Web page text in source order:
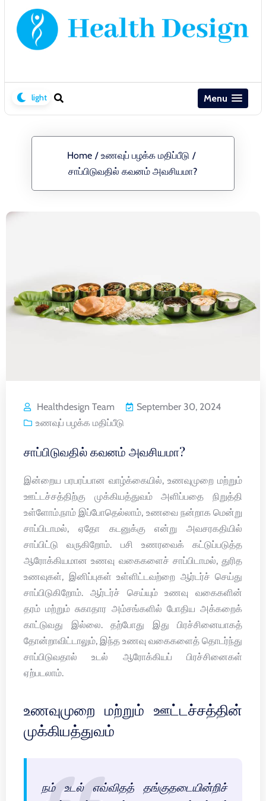
Menu
Home / உணவுப் பழக்க மதிப்பீடு /
சாப்பிடுவதில் கவனம் அவசியமா?
Healthdesign Team
September 30, 2024
உணவுப் பழக்க மதிப்பீடு
சாப்பிடுவதில் கவனம் அவசியமா?
இன்றைய பரபரப்பான வாழ்க்கையில், உணவுமுறை மற்றும்
ஊட்டச்சத்திற்கு முக்கியத்துவம் அளிப்பதை நிறுத்தி
உள்ளோம்.நாம் இப்போதெல்லாம், உணவை நன்றாக மென்று
சாப்பிடாமல், ஏதோ கடனுக்கு என்று அவசரகதியில்
சாப்பிட்டு வருகிறோம். பசி உணரவைக் கட்டுப்படுத்த
ஆரோக்கியமான உணவு வகைகளைச் சாப்பிடாமல், துரித
உணவுகள், இனிப்புகள் உள்ளிட்டவற்றை ஆர்டர்ச் செய்து
சாப்பிடுகிறோம். ஆர்டர்ச் செய்யும் உணவு வகைகளின்
தரம் மற்றும் சுகாதார அம்சங்களில் போதிய அக்கறைக்
காட்டுவது இல்லை. தற்போது இது பிரச்சினையாகத்
தோன்றாவிட்டாலும், இந்த உணவு வகைகளைத் தொடர்ந்து
சாப்பிடுவதால் உடல் ஆரோக்கியப் பிரச்சினைகள்
ஏற்படலாம்.
உணவுமுறை மற்றும் ஊட்டச்சத்தின்
முக்கியத்துவம்
நம் உடல் எவ்விதத் தங்குதடையின்றிச்